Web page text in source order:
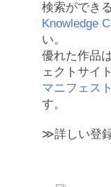
検索ができる
Knowledge
い。
優れた作品
ェクトサイ
マニフェス
す。
≫詳しい登